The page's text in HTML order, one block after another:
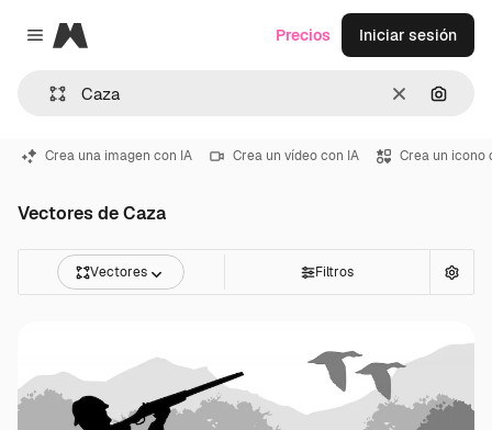
Close menu
Magnific
Borrar
Precios Iniciar sesión
Crea una imagen con IA Crea un vídeo con IA Crea un icono
Vectores de Caza
Vectores Filtros